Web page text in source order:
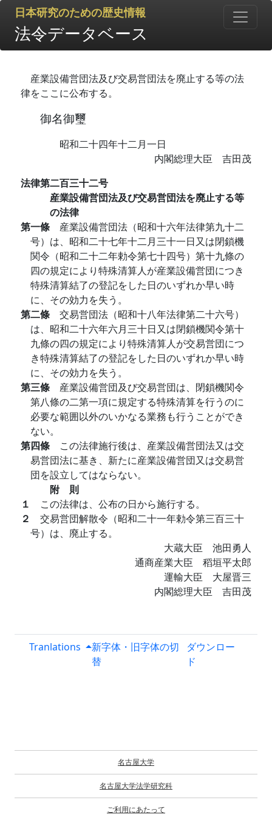
日本研究のための歴史情報
法令データベース
産業設備営団法及び交易営団法を廃止する等の法
律をここに公布する。
御名御璽
昭和二十四年十二月一日
内閣総理大臣 吉田茂
法律第二百三十二号
産業設備営団法及び交易営団法を廃止する等
の法律
第一條 産業設備営団法（昭和十六年法律第九十二
号）は、昭和二十七年十二月三十一日又は閉鎖機
関令（昭和二十二年勅令第七十四号）第十九條の
四の規定により特殊清算人が産業設備営団につき
特殊清算結了の登記をした日のいずれか早い時
に、その効力を失う。
第二條 交易営団法（昭和十八年法律第二十六号）
は、昭和二十六年六月三十日又は閉鎖機関令第十
九條の四の規定により特殊清算人が交易営団につ
き特殊清算結了の登記をした日のいずれか早い時
に、その効力を失う。
第三條 産業設備営団及び交易営団は、閉鎖機関令
第八條の二第一項に規定する特殊清算を行うのに
必要な範囲以外のいかなる業務も行うことができ
ない。
第四條 この法律施行後は、産業設備営団法又は交
易営団法に基き、新たに産業設備営団又は交易営
団を設立してはならない。
附 則
１ この法律は、公布の日から施行する。
２ 交易営団解散令（昭和二十一年勅令第三百三十
号）は、廃止する。
大蔵大臣 池田勇人
通商産業大臣 稻垣平太郎
運輸大臣 大屋晋三
内閣総理大臣 吉田茂
Tranlations
新字体・旧字体の切
替
ダウンロー
ド
名古屋大学
名古屋大学法学研究科
ご利用にあたって